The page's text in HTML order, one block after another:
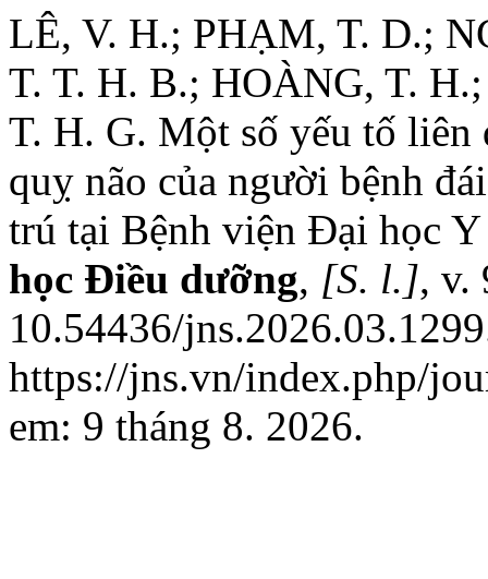
LÊ, V. H.; PHẠM, T. D.;
T. T. H. B.; HOÀNG, T.
T. H. G. Một số yếu tố liên
quỵ não của người bệnh
trú tại Bệnh viện Đại học
học Điều dưỡng, [S. l.], v.
10.54436/
https://jns.vn/index.php/
em: 9 tháng 8. 2026.